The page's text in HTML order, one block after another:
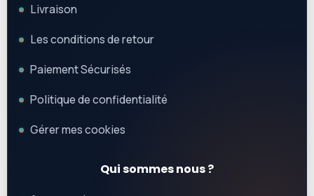
Livraison
Les conditions de retour
Paiement Sécurisés
Politique de confidentialité
Gérer mes cookies
Qui sommes nous ?